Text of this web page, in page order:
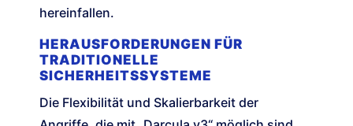
hereinfallen.
HERAUSFORDERUNGEN FÜR
TRADITIONELLE
SICHERHEITSSYSTEME
Die Flexibilität und Skalierbarkeit der